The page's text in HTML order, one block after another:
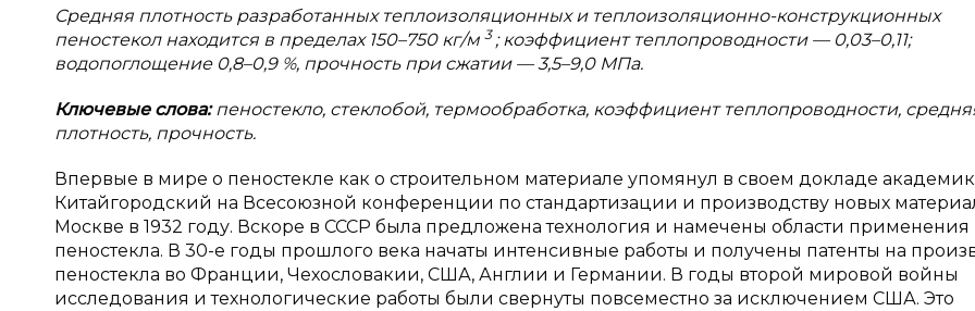
Средняя плотность разработанных теплоизоляционных и теплоизоляционно-конструкционных
пеностекол находится в пределах 150–750 кг/м 3 ; коэффициент теплопроводности — 0,03–0,11;
водопоглощение 0,8–0,9 %, прочность при сжатии — 3,5–9,0 МПа.
Ключевые слова:пеностекло, стеклобой, термообработка, коэффициент теплопроводности,
плотность, прочность.
Впервые в мире о пеностекле как о строительном материале упомянул в своем докладе
Китайгородский на Всесоюзной конференции по стандартизации и производству новых
Москве в 1932 году. Вскоре в СССР была предложена технология и намечены области применения
пеностекла. В 30-е годы прошлого века начаты интенсивные работы и получены патенты на
пеностекла во Франции, Чехословакии, США, Англии и Германии. В годы второй мировой войны
исследования и технологические работы были свернуты повсеместно за исключением США. Это